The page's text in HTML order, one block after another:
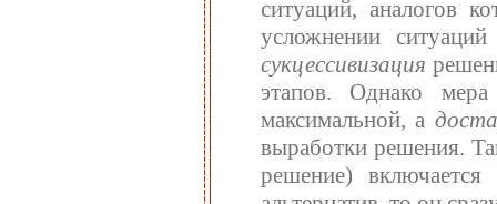
ситуаций, аналогов
усложнении
сукцессивизация
этапов. Однако
максимальной, а
выработки решения.
решение)